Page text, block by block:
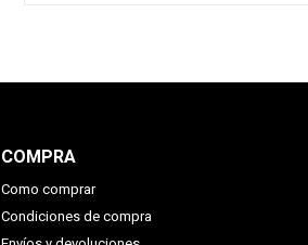
COMPRA
Como comprar
Condiciones de compra